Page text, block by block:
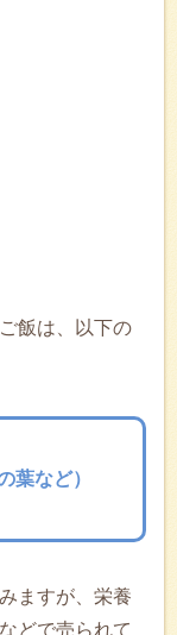
飯は、以下の
葉など）
ますが、栄養
どで売られて